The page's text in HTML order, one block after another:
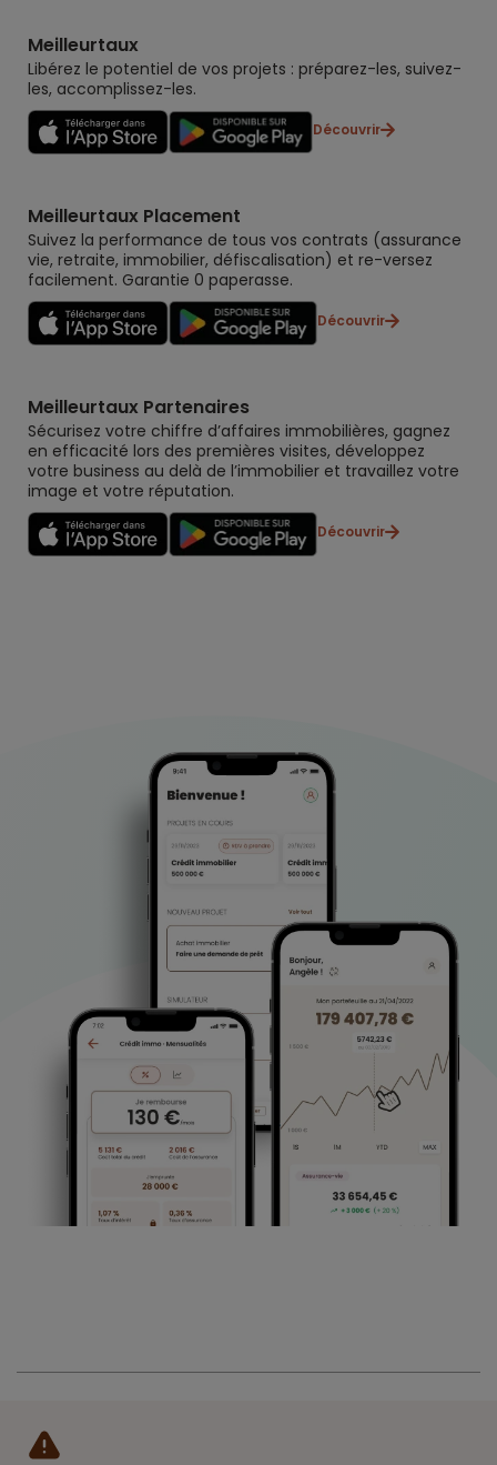
Meilleurtaux
Libérez le potentiel de vos projets : préparez-les, suivez-
les, accomplissez-les.
Découvrir
Meilleurtaux Placement
Suivez la performance de tous vos contrats (assurance
vie, retraite, immobilier, défiscalisation) et re-versez
facilement. Garantie 0 paperasse.
Découvrir
Meilleurtaux Partenaires
Sécurisez votre chiffre d’affaires immobilières, gagnez
en efficacité lors des premières visites, développez
votre business au delà de l’immobilier et travaillez votre
image et votre réputation.
Découvrir